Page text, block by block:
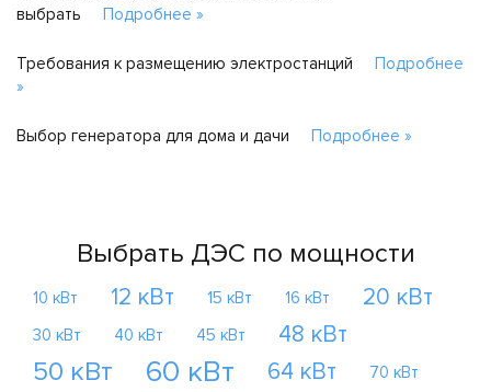
выбрать
Подробнее »
Требования к размещению электростанций
Подробнее
»
Выбор генератора для дома и дачи Подробнее »
Выбрать ДЭС по мощности
10 кВт 12 кВт 15 кВт 16 кВт 20 кВт
30 кВт 40 кВт 45 кВт 48 кВт
50 кВт 60 кВт 64 кВт 70 кВт